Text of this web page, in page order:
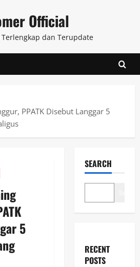
Official
dan Terupdate
PPATK Disebut Langgar 5
5
SEARCH
RECENT
POSTS